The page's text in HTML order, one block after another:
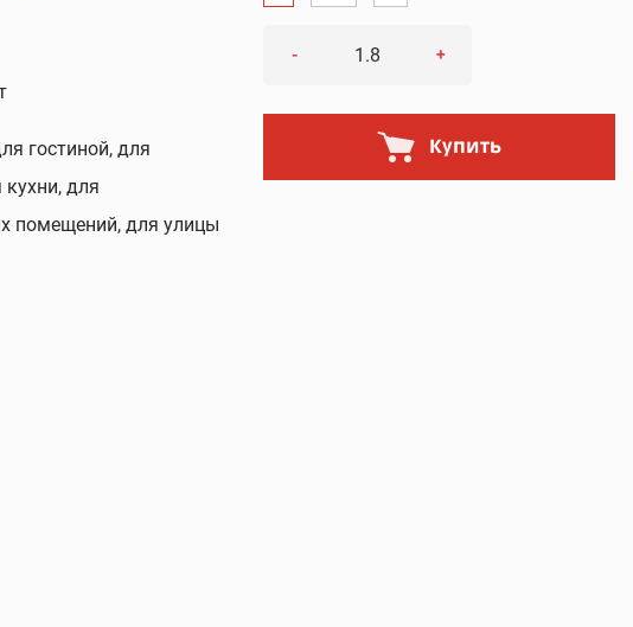
гостиной, для
для
помещений, для улицы
- +
Купить